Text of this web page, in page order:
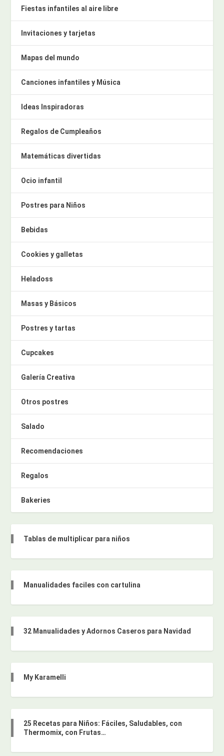
Fiestas infantiles al aire libre
Invitaciones y tarjetas
Mapas del mundo
Canciones infantiles y Música
Ideas Inspiradoras
Regalos de Cumpleaños
Matemáticas divertidas
Ocio infantil
Postres para Niños
Bebidas
Cookies y galletas
Heladoss
Masas y Básicos
Postres y tartas
Cupcakes
Galería Creativa
Otros postres
Salado
Recomendaciones
Regalos
Bakeries
Tablas de multiplicar para niños
Manualidades faciles con cartulina
32 Manualidades y Adornos Caseros para Navidad
My Karamelli
25 Recetas para Niños: Fáciles, Saludables, con
Thermomix, con Frutas…